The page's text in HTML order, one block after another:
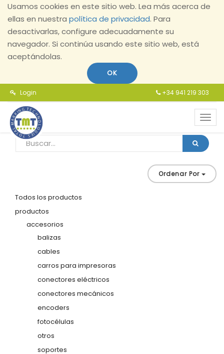
Usamos cookies en este sitio web. Lea más acerca de
ellas en nuestra política de privacidad. Para
desactivarlas, configure adecuadamente su
navegador. Si continúa usando este sitio web, está
aceptándolas.
OK
+34 941 219 303
Login
Ordenar Por
Todos los productos
productos
accesorios
balizas
cables
carros para impresoras
conectores eléctricos
conectores mecánicos
encoders
fotocélulas
otros
soportes